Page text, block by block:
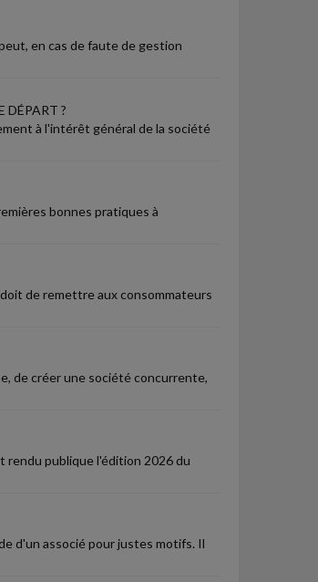
en cas de faute de gestion
DÉPART ?
à l'intérêt général de la société
bonnes pratiques à
de remettre aux consommateurs
de créer une société concurrente,
rendu publique l'édition 2026 du
d'un associé pour justes motifs. Il